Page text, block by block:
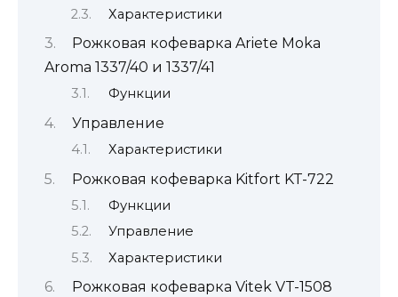
Характеристики
Рожковая кофеварка Ariete Moka
Aroma 1337/40 и 1337/41
Функции
Управление
Характеристики
Рожковая кофеварка Kitfort KT-722
Функции
Управление
Характеристики
Рожковая кофеварка Vitek VT-1508